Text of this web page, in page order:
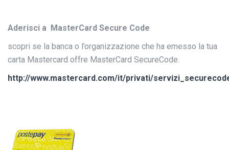
Aderisci a MasterCard Secure Code
scopri se la banca o l’organizzazione che ha emesso la tua
carta Mastercard offre MasterCard SecureCode.
http://www.mastercard.com/it/privati/